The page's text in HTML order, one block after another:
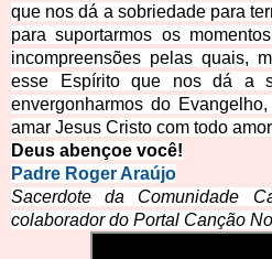
que nos dá a sobriedade para
para suportarmos os
incompreensões pelas quais,
esse Espírito que nos dá a
envergonharmos do
amar Jesus Cristo com todo
Deus abençoe você!
Padre Roger Araújo
Sacerdote da Comunidade
colaborador do Portal Canção